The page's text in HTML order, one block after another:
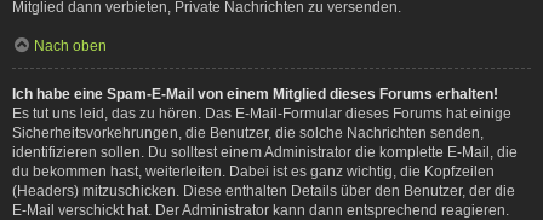
Mitglied dann verbieten, Private Nachrichten zu versenden.
Nach oben
Ich habe eine Spam-E-Mail von einem Mitglied dieses Forums erhalten!
Es tut uns leid, das zu hören. Das E-Mail-Formular dieses Forums hat einige
Sicherheitsvorkehrungen, die Benutzer, die solche Nachrichten senden,
identifizieren sollen. Du solltest einem Administrator die komplette E-Mail, die
du bekommen hast, weiterleiten. Dabei ist es ganz wichtig, die Kopfzeilen
(Headers) mitzuschicken. Diese enthalten Details über den Benutzer, der die
E-Mail verschickt hat. Der Administrator kann dann entsprechend reagieren.